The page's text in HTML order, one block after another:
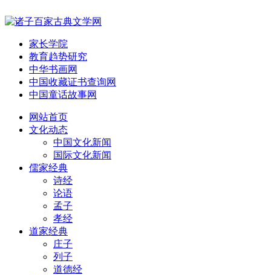
家长学院
教育趋势研究
中华书画网
中国收藏证书查询网
中国童话故事网
网站首页
文化动态
中国文化新闻
国际文化新闻
儒家经典
诗经
论语
孟子
孝经
道家经典
庄子
列子
道德经